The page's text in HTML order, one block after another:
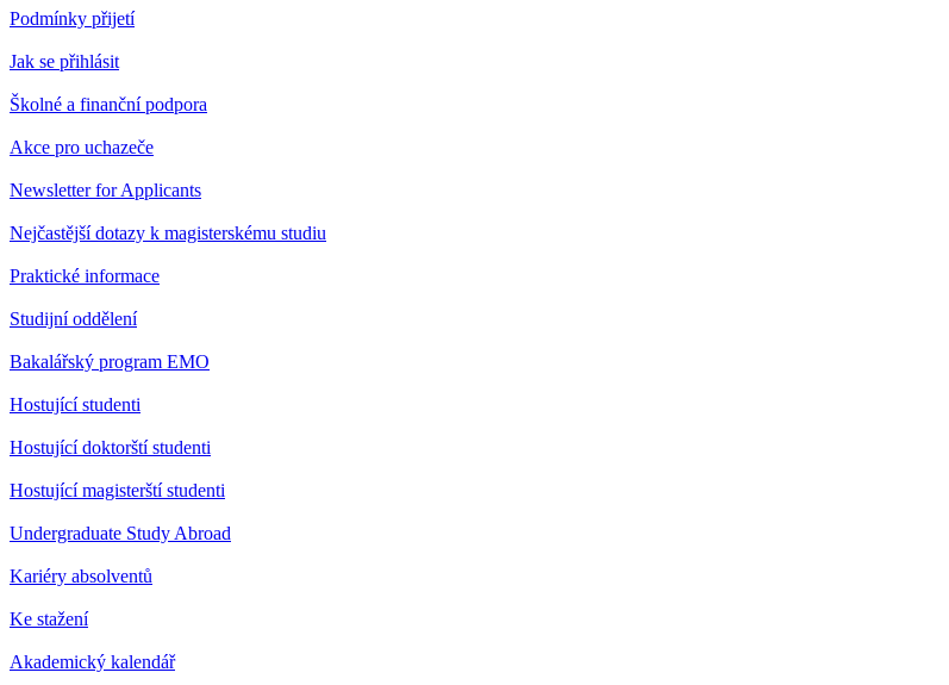
Podmínky přijetí
Jak se přihlásit
Školné a finanční podpora
Akce pro uchazeče
Newsletter for Applicants
Nejčastější dotazy k magisterskému studiu
Praktické informace
Studijní oddělení
Bakalářský program EMO
Hostující studenti
Hostující doktorští studenti
Hostující magisterští studenti
Undergraduate Study Abroad
Kariéry absolventů
Ke stažení
Akademický kalendář